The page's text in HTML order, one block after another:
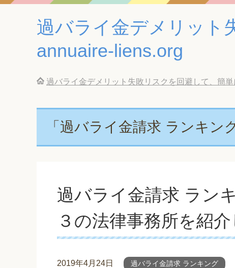
過バライ金デメリット
annuaire-liens.org
過バライ金デメリット失敗リスクを回避して、簡
「過バライ金請求 ランキン
過バライ金請求 ラン
３の法律事務所を紹
2019年4月24日 過バライ金請求 ランキング